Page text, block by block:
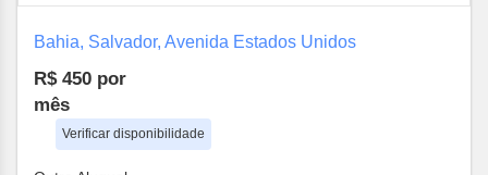
Bahia, Salvador, Avenida Estados Unidos
R$ 450 por
mês
Verificar disponibilidade